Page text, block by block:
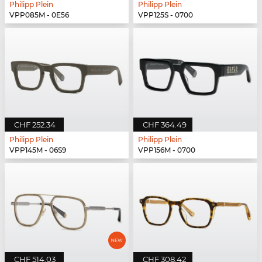
Philipp Plein
VPP085M - 0E56
Philipp Plein
VPP125S - 0700
CHF 252.34
Philipp Plein
VPP145M - 06S9
CHF 364.49
Philipp Plein
VPP156M - 0700
CHF 514.03 CHF 308.42